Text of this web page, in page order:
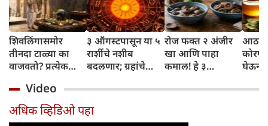
शिवलिंगासमोर
तीनदा टाळ्या का
वाजवतो? प्रत्येक
जाणून घ्या
३ ऑगस्टपासून या ५
राशींचे नशीब
बदलणार; ग्रहांचे
संपतील आणि शुभ
दिवसांची सुरुवात
होईल
रोज फक्त २ अंजीर
खा आणि पाहा
कमाल! हे ३
तुम्हाला ठाऊक
घेऊन
Video
अधिक व्हिडिओ पहा